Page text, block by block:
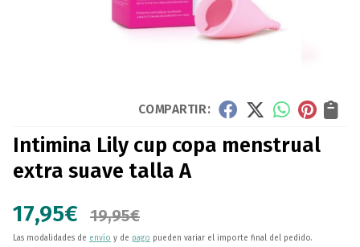
COMPARTIR:
Intimina Lily cup copa menstrual
extra suave talla A
17,95€ 19,95€
Las modalidades de envío y de pago pueden variar el importe final del pedido.